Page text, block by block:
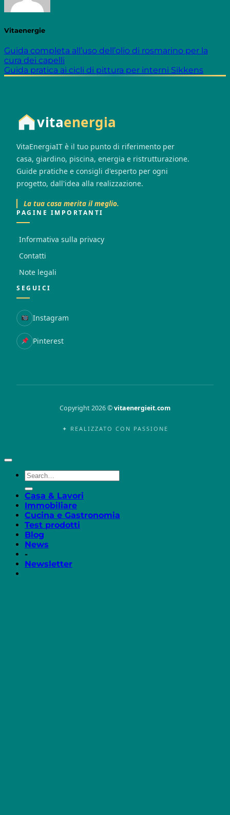
Vitaenergie
Guida completa all’uso dell’olio di rosmarino per la
cura dei capelli
Guida pratica ai cicli di pittura per interni Sikkens
vitaenergia
VitaEnergiaIT è il tuo punto di riferimento per
casa, giardino, piscina, energia e ristrutturazione.
Guide pratiche e consigli d'esperto per ogni
progetto, dall'idea alla realizzazione.
La tua casa merita il meglio.
PAGINE IMPORTANTI
Informativa sulla privacy
Contatti
Note legali
SEGUICI
Instagram
Pinterest
Copyright 2026 ©vitaenergieit.com
✦ REALIZZATO CON PASSIONE
Casa & Lavori
Immobiliare
Cucina e Gastronomia
Test prodotti
Blog
News
-
Newsletter